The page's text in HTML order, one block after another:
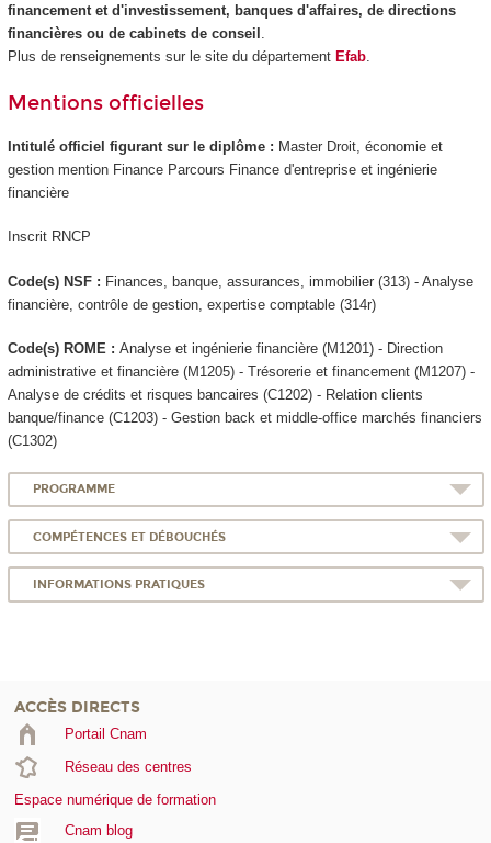
financement et d'investissement, banques d'affaires, de directions
financières ou de cabinets de conseil
Plus de renseignements sur le site du département Efab.
Mentions officielles
Intitulé officiel figurant sur le diplôme : Master Droit, économie et
gestion mention Finance Parcours Finance d'entreprise et ingénierie
financière
Inscrit RNCP
Code(s) NSF : Finances, banque, assurances, immobilier (313) - Analyse
financière, contrôle de gestion, expertise comptable (314r)
Code(s) ROME : Analyse et ingénierie financière (M1201) - Direction
administrative et financière (M1205) - Trésorerie et financement (M1207) -
Analyse de crédits et risques bancaires (C1202) - Relation clients
banque/finance (C1203) - Gestion back et middle-office marchés financiers
(C1302)
PROGRAMME
COMPÉTENCES ET DÉBOUCHÉS
INFORMATIONS PRATIQUES
ACCÈS DIRECTS
Portail Cnam
Réseau des centres
Espace numérique de formation
Cnam blog